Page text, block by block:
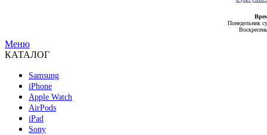
Понедельник
Меню
КАТАЛОГ
Samsung
iPhone
Apple Watch
AirPods
iPad
Sony